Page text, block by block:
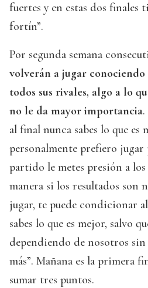
fuertes y en estas dos finales
fortín”.
Por segunda semana
volverán a jugar conociendo
todos sus rivales, algo a lo
no le da mayor importancia
al final nunca sabes lo que es
personalmente prefiero
partido le metes presión a
manera si los resultados son
jugar, te puede condicionar
sabes lo que es mejor, salvo
dependiendo de nosotros
más”. Mañana es la primera
sumar tres puntos.